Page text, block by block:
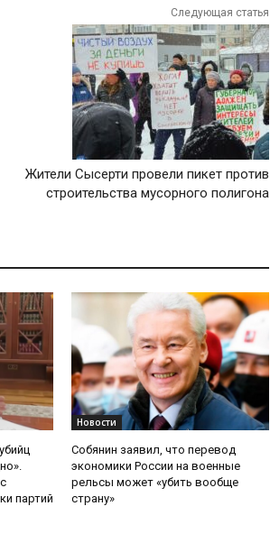
Следующая статья
Жители Сысерти провели пикет против
строительства мусорного полигона
партий
Новости
Собянин заявил, что перевод
экономики России на военные
рельсы может «убить вообще
страну»